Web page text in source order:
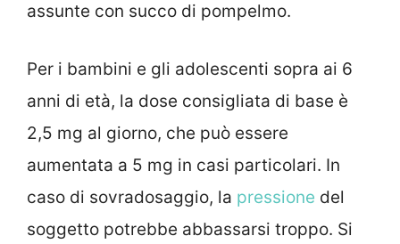
assunte con succo di pompelmo.
Per i bambini e gli adolescenti sopra ai 6
anni di età, la dose consigliata di base è
2,5 mg al giorno, che può essere
aumentata a 5 mg in casi particolari. In
caso di sovradosaggio, la pressione del
soggetto potrebbe abbassarsi troppo. Si